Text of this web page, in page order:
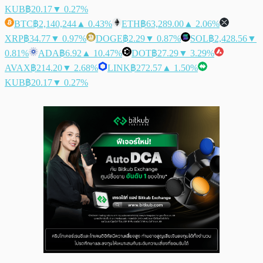
KUB฿20.17▼ 0.27%
BTC฿2,140,244 ▲ 0.43% ETH฿63,289.00 ▲ 2.06%
XRP฿34.77▼ 0.97% DOGE฿2.29▼ 0.87% SOL฿2,428.56▼
0.81%
ADA฿6.92 ▲ 10.47% DOT฿27.29▼ 3.29%
AVAX฿214.20▼ 2.68% LINK฿272.57 ▲ 1.50%
KUB฿20.17▼ 0.27%